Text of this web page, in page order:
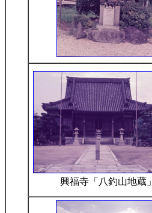
興福寺「八釣山地蔵」